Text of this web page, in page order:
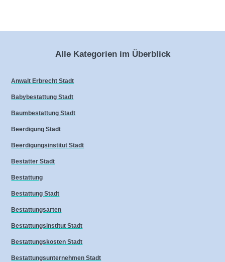
Alle Kategorien im Überblick
Anwalt Erbrecht Stadt
Babybestattung Stadt
Baumbestattung Stadt
Beerdigung Stadt
Beerdigungsinstitut Stadt
Bestatter Stadt
Bestattung
Bestattung Stadt
Bestattungsarten
Bestattungsinstitut Stadt
Bestattungskosten Stadt
Bestattungsunternehmen Stadt